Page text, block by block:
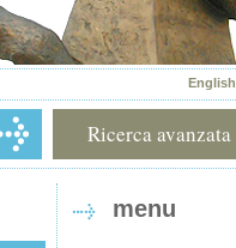
English
Ricerca avanzata
menu